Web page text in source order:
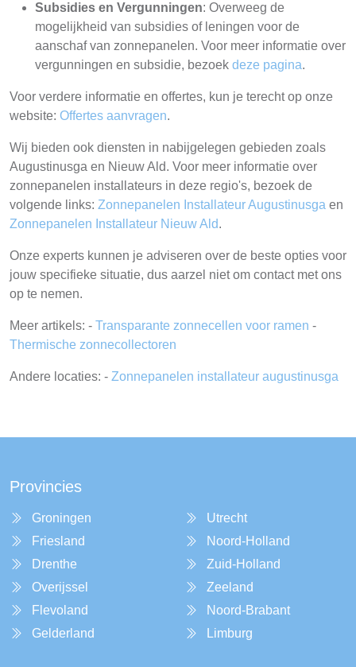
Subsidies en Vergunningen: Overweeg de
mogelijkheid van subsidies of leningen voor de
aanschaf van zonnepanelen. Voor meer informatie over
vergunningen en subsidie, bezoek deze pagina.
Voor verdere informatie en offertes, kun je terecht op onze
website: Offertes aanvragen.
Wij bieden ook diensten in nabijgelegen gebieden zoals
Augustinusga en Nieuw Ald. Voor meer informatie over
zonnepanelen installateurs in deze regio's, bezoek de
volgende links: Zonnepanelen Installateur Augustinusga en
Zonnepanelen Installateur Nieuw Ald.
Onze experts kunnen je adviseren over de beste opties voor
jouw specifieke situatie, dus aarzel niet om contact met ons
op te nemen.
Meer artikels: - Transparante zonnecellen voor ramen -
Thermische zonnecollectoren
Andere locaties: - Zonnepanelen installateur augustinusga
Provincies
Groningen
Friesland
Drenthe
Overijssel
Flevoland
Gelderland
Utrecht
Noord-Holland
Zuid-Holland
Zeeland
Noord-Brabant
Limburg